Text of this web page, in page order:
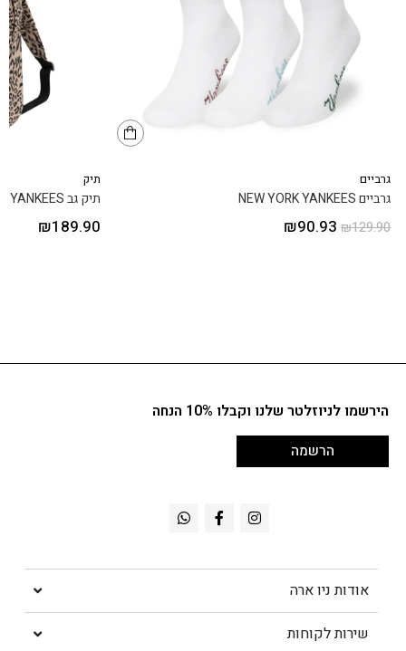
גרביים
גרביים NEW YORK YANKEES
₪129.90
₪90.93
תיק
תיק גב NEW YORK YANKEES
₪189.90
הירשמו לניוזלטר שלנו וקבלו 10% הנחה
הרשמה
אודות ניו ארה
שירות לקוחות